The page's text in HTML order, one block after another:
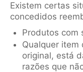
Existem certas
concedidos
Produtos com
Qualquer item
original, está
razões que